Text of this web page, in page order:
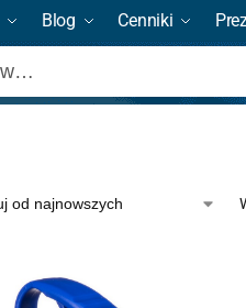
Blog Cenniki